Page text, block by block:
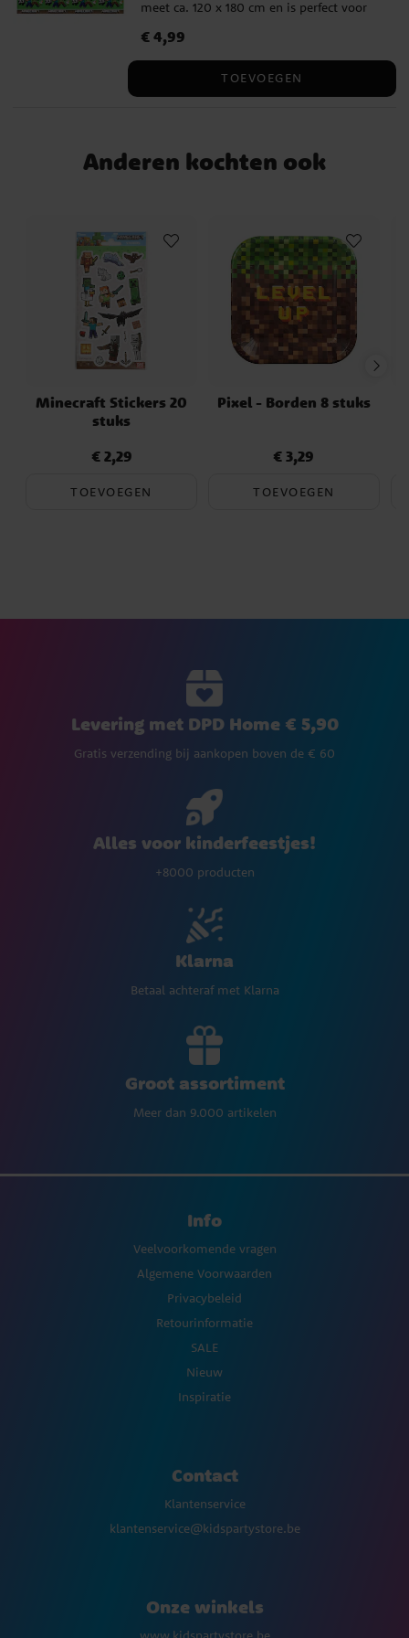
meet ca. 120 x 180 cm en is perfect voor
Prijs :€ 4,99
€ 4,99
TOEVOEGEN
Anderen kochten ook
Minecraft Stickers 20
stuks
Prijs :€ 2,29
€ 2,29
TOEVOEGEN
Pixel - Borden 8 stuks
Prijs :€ 3,29
€ 3,29
TOEVOEGEN
Levering met DPD Home € 5,90
Gratis verzending bij aankopen boven de € 60
Alles voor kinderfeestjes!
+8000 producten
Klarna
Betaal achteraf met Klarna
Groot assortiment
Meer dan 9.000 artikelen
Info
Veelvoorkomende vragen
Algemene Voorwaarden
Privacybeleid
Retourinformatie
SALE
Nieuw
Inspiratie
Contact
Klantenservice
klantenservice@kidspartystore.be
Onze winkels